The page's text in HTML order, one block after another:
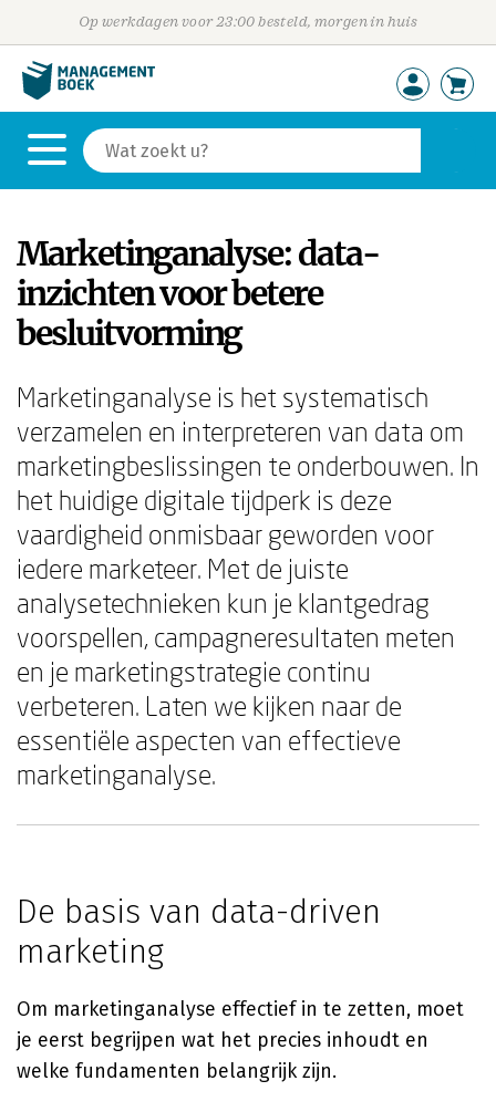
Op werkdagen voor 23:00 besteld, morgen in huis
Marketinganalyse: data-
inzichten voor betere
besluitvorming
Marketinganalyse is het systematisch
verzamelen en interpreteren van data om
marketingbeslissingen te onderbouwen. In
het huidige digitale tijdperk is deze
vaardigheid onmisbaar geworden voor
iedere marketeer. Met de juiste
analysetechnieken kun je klantgedrag
voorspellen, campagneresultaten meten
en je marketingstrategie continu
verbeteren. Laten we kijken naar de
essentiële aspecten van effectieve
marketinganalyse.
De basis van data-driven
marketing
Om marketinganalyse effectief in te zetten, moet
je eerst begrijpen wat het precies inhoudt en
welke fundamenten belangrijk zijn.